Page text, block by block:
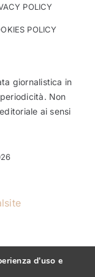
POLICY
POLICY
giornalistica in
Non
ai sensi
d'uso e